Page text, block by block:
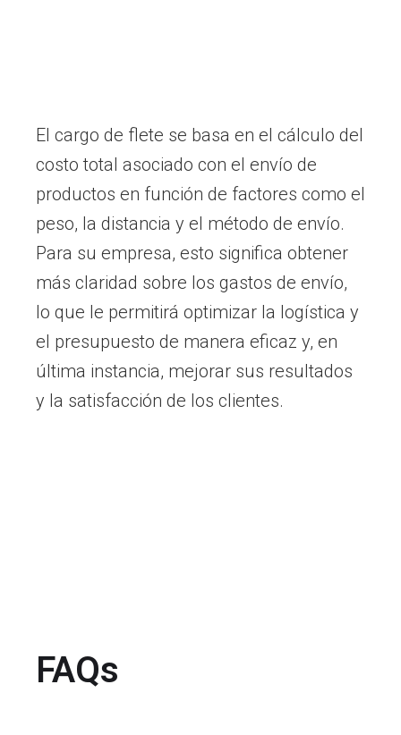
El cargo de flete se basa en el cálculo del
costo total asociado con el envío de
productos en función de factores como el
peso, la distancia y el método de envío.
Para su empresa, esto significa obtener
más claridad sobre los gastos de envío,
lo que le permitirá optimizar la logística y
el presupuesto de manera eficaz y, en
última instancia, mejorar sus resultados
y la satisfacción de los clientes.
FAQs